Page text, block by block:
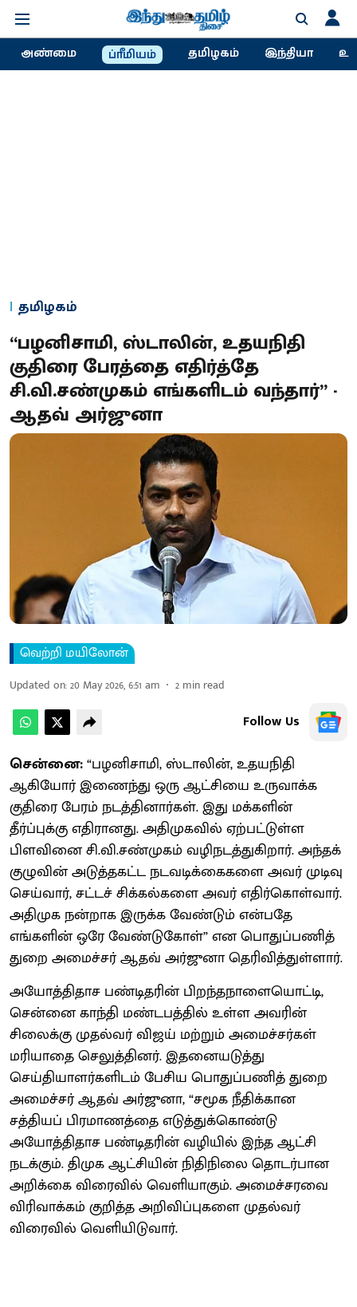
அண்மை ப்ரீமியம் தமிழகம் இந்தியா
தமிழகம்
“பழனிசாமி, ஸ்டாலின், உதயநிதி
குதிரை பேரத்தை எதிர்த்தே
சி.வி.சண்முகம் எங்களிடம் வந்தார்” -
ஆதவ் அர்ஜுனா
வெற்றி மயிலோன்
Updated on:20 May 2026, 6:51 am 2 min read
Follow Us
சென்னை:“பழனிசாமி, ஸ்டாலின், உதயநிதி
ஆகியோர் இணைந்து ஒரு ஆட்சியை உருவாக்க
குதிரை பேரம் நடத்தினார்கள். இது மக்களின்
தீர்ப்புக்கு எதிரானது. அதிமுகவில் ஏற்பட்டுள்ள
பிளவினை சி.வி.சண்முகம் வழிநடத்துகிறார். அந்தக்
குழுவின் அடுத்தகட்ட நடவடிக்கைகளை அவர் முடிவு
செய்வார், சட்டச் சிக்கல்களை அவர் எதிர்கொள்வார்.
அதிமுக நன்றாக இருக்க வேண்டும் என்பதே
எங்களின் ஒரே வேண்டுகோள்” என பொதுப்பணித்
துறை அமைச்சர் ஆதவ் அர்ஜுனா தெரிவித்துள்ளார்.
அயோத்திதாச பண்டிதரின் பிறந்தநாளையொட்டி,
சென்னை காந்தி மண்டபத்தில் உள்ள அவரின்
சிலைக்கு முதல்வர் விஜய் மற்றும் அமைச்சர்கள்
மரியாதை செலுத்தினர். இதனையடுத்து
செய்தியாளர்களிடம் பேசிய பொதுப்பணித் துறை
அமைச்சர் ஆதவ் அர்ஜுனா, “சமூக நீதிக்கான
சத்தியப் பிரமாணத்தை எடுத்துக்கொண்டு
அயோத்திதாச பண்டிதரின் வழியில் இந்த ஆட்சி
நடக்கும். திமுக ஆட்சியின் நிதிநிலை தொடர்பான
அறிக்கை விரைவில் வெளியாகும். அமைச்சரவை
விரிவாக்கம் குறித்த அறிவிப்புகளை முதல்வர்
விரைவில் வெளியிடுவார்.